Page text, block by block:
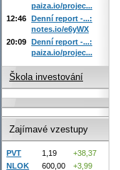
paiza.io/projec...
12:46 Denní report -...:
notes.io/e6yWX
20:09 Denní report -...:
paiza.io/projec...
Škola investování
Zajímavé vzestupy
PVT 1,19
+38,37
NLOK
600,00
+3,99